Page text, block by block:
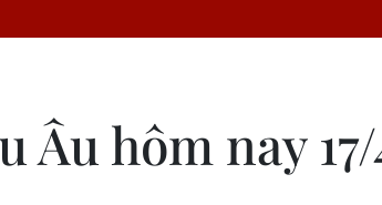
Âu hôm nay